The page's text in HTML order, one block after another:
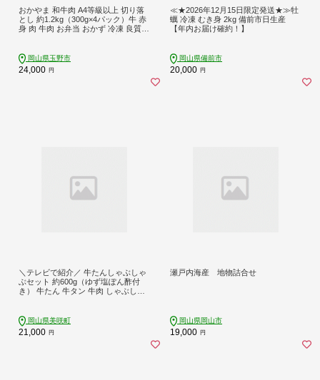
おかやま 和牛肉 A4等級以上 切り落
とし 約1.2kg（300g×4パック）牛 赤
身 肉 牛肉 お弁当 おかず 冷凍 良質
岡山県玉野市
24,000 円
≪★2026年12月15日限定発送★≫牡
蠣 冷凍 むき身 2kg 備前市日生産
【年内お届け確約！】
岡山県備前市
20,000 円
＼テレビで紹介／ 牛たんしゃぶしゃ
ぶセット 約600g（ゆず塩ぽん酢付
き） 牛たん 牛タン 牛肉 しゃぶしゃ
岡山県美咲町
21,000 円
瀬戸内海産 地物詰合せ
岡山県岡山市
19,000 円